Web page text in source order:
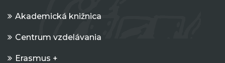
Akademická knižnica
Centrum vzdelávania
Erasmus +